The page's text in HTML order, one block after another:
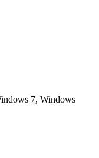
7, Windows